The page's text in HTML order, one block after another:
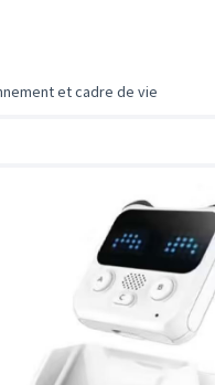
et cadre de vie